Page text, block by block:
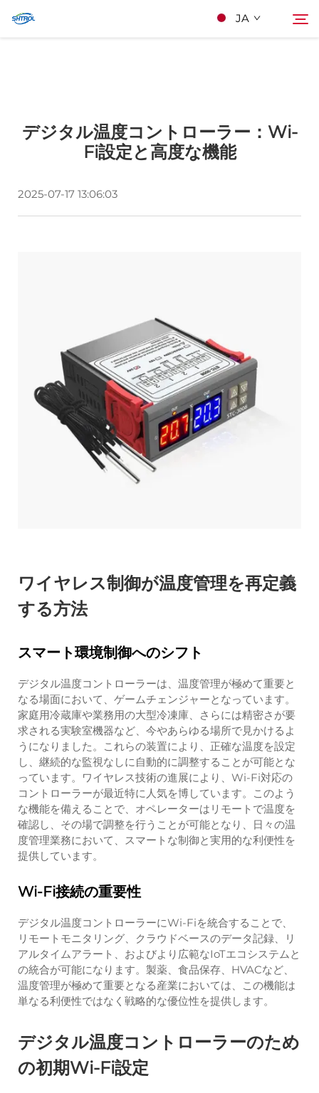
JA
製品
デジタル温度コントローラー：Wi-
Fi設定と高度な機能
2025-07-17 13:06:03
ワイヤレス制御が温度管理を再定義
する方法
スマート環境制御へのシフト
デジタル温度コントローラーは、温度管理が極めて重要と
なる場面において、ゲームチェンジャーとなっています。
家庭用冷蔵庫や業務用の大型冷凍庫、さらには精密さが要
求される実験室機器など、今やあらゆる場所で見かけるよ
うになりました。これらの装置により、正確な温度を設定
し、継続的な監視なしに自動的に調整することが可能とな
っています。ワイヤレス技術の進展により、Wi-Fi対応の
コントローラーが最近特に人気を博しています。このよう
な機能を備えることで、オペレーターはリモートで温度を
確認し、その場で調整を行うことが可能となり、日々の温
度管理業務において、スマートな制御と実用的な利便性を
提供しています。
Wi-Fi接続の重要性
デジタル温度コントローラーにWi-Fiを統合することで、
リモートモニタリング、クラウドベースのデータ記録、リ
アルタイムアラート、およびより広範なIoTエコシステムと
の統合が可能になります。製薬、食品保存、HVACなど、
温度管理が極めて重要となる産業においては、この機能は
単なる利便性ではなく戦略的な優位性を提供します。
デジタル温度コントローラーのため
の初期Wi-Fi設定